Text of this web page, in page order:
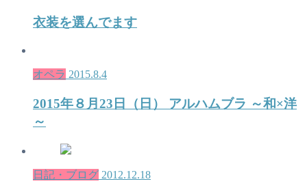
衣装を選んでます
オペラ 2015.8.4
2015年８月23日（日） アルハムブラ ～和×洋
～
日記・ブログ 2012.12.18